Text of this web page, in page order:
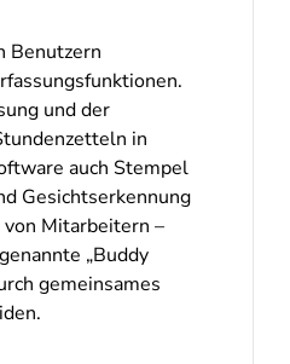
Benutzern
und der
in
auch Stempel
Gesichtserkennung
Mitarbeitern –
„Buddy
gemeinsames